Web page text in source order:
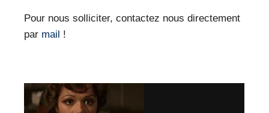
Pour nous solliciter, contactez nous directement
par mail !